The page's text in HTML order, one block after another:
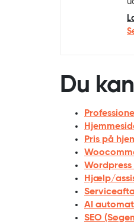
Du
Pris på
Hjælp/
AI
SEO